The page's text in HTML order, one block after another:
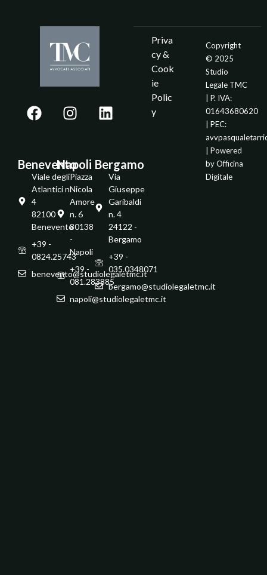
Benevento
Viale degli
Atlantici n.
4
82100 -
Benevento
+39 -
0824.25743
benevento@studiolegaletmc.it
Napoli
Piazza
Nicola
Amore
n. 6
80138
-
Napoli
+39 -
081.283885
napoli@studiolegaletmc.it
Bergamo
Via
Giuseppe
Garibaldi
n. 4
24122 -
Bergamo
+39 -
035.0348071
bergamo@studiolegaletmc.it
Priva
cy &
Cook
ie
Polic
y
Copyright
© 2025
Studio
Legale TMC
| P. IVA:
01643680620
| PEC:
| Powered
byOfficina
Digitale